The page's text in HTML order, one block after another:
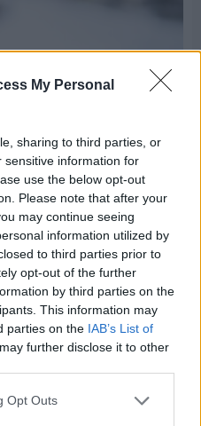
My Personal
sharing to third parties, or
sensitive information for
use the below opt-out
Please note that after your
may continue seeing
information utilized by
to third parties prior to
opt-out of the further
by third parties on the
This information may
parties on the IAB’s List of
further disclose it to other
Opt Outs
σε τρεις οδούς του